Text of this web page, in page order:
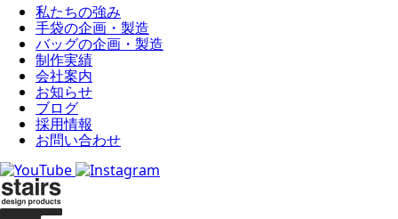
私たちの強み
手袋の企画・製造
バッグの企画・製造
制作実績
会社案内
お知らせ
ブログ
採用情報
お問い合わせ